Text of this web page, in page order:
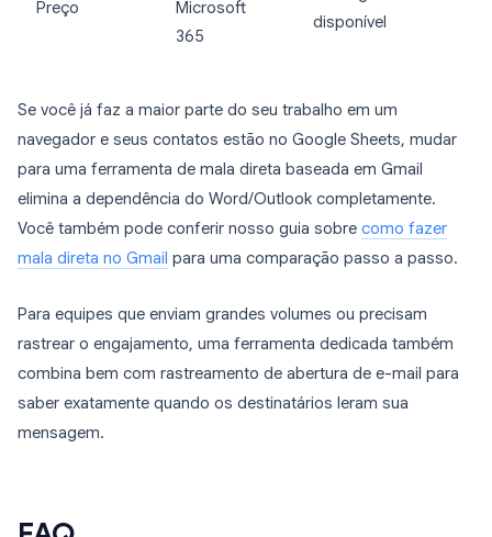
Preço
Microsoft
365
disponível
Se você já faz a maior parte do seu trabalho em um
navegador e seus contatos estão no Google Sheets, mudar
para uma ferramenta de mala direta baseada em Gmail
elimina a dependência do Word/Outlook completamente.
Você também pode conferir nosso guia sobre como fazer
mala direta no Gmail para uma comparação passo a passo.
Para equipes que enviam grandes volumes ou precisam
rastrear o engajamento, uma ferramenta dedicada também
combina bem com rastreamento de abertura de e-mail para
saber exatamente quando os destinatários leram sua
mensagem.